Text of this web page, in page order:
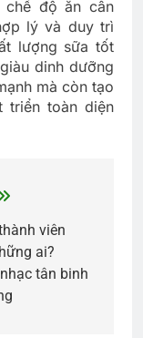
chế độ ăn cân
lý và duy trì
lượng sữa tốt
dinh dưỡng
mà còn tạo
triển toàn diện
viên
ai?
tân binh